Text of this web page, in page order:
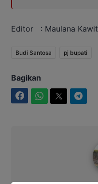
Editor : Maulana Kawit
Budi Santosa pj bupati
Bagikan